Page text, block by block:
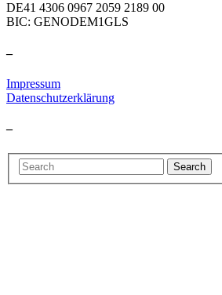
DE41 4306 0967 2059 2189 00
BIC: GENODEM1GLS
–
Impressum
Datenschutzerklärung
–
Search